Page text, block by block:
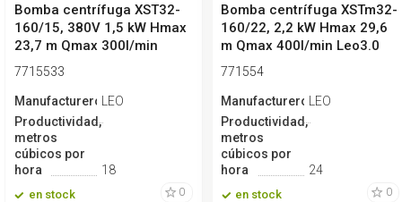
Bomba centrífuga XST32-
160/15, 380V 1,5 kW Hmax
23,7 m Qmax 300l/min
Leo3.0
7715533
Manufacturero
LEO
Productividad,
metros
cúbicos por
hora
18
en stock 0
Bomba centrífuga XSTm32-
160/22, 2,2 kW Hmax 29,6
m Qmax 400l/min Leo3.0
771554
Manufacturero
LEO
Productividad,
metros
cúbicos por
hora
24
en stock 0